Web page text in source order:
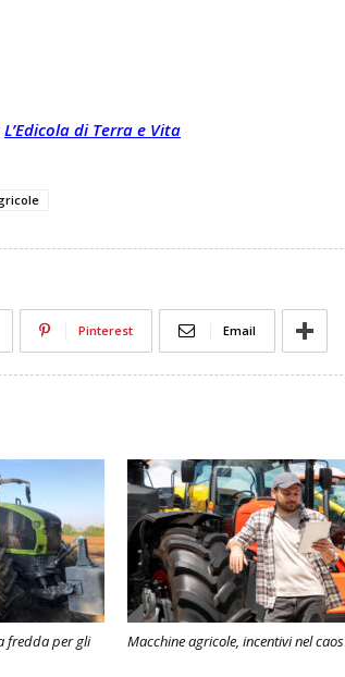
L’Edicola di Terra e Vita
Pinterest Email
fredda per gli
Macchine agricole, incentivi nel caos